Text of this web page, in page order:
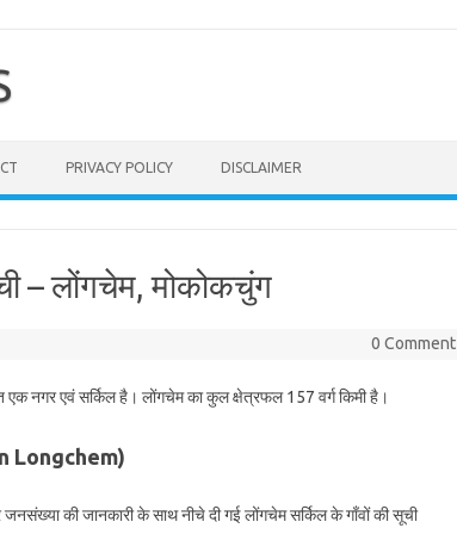
PRIVACY POLICY DISCLAIMER
– लोंगचेम, मोकोकचुंग
0 Comment
नगर एवं सर्किल है। लोंगचेम का कुल क्षेत्रफल 157 वर्ग किमी है।
Longchem)
की जानकारी के साथ नीचे दी गई लोंगचेम सर्किल के गाँवों की सूची